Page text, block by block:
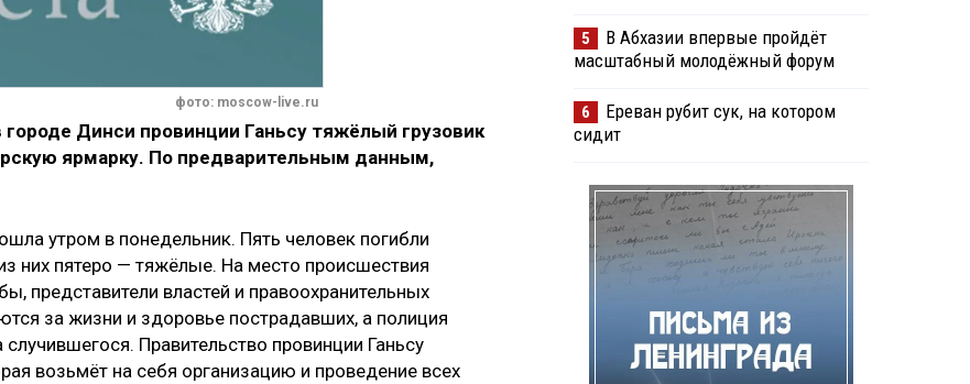
фото: moscow-live.ru
Динси провинции Ганьсу тяжёлый грузовик
ярмарку. По предварительным данным,
утром в понедельник. Пять человек погибли
них пятеро — тяжёлые. На место происшествия
представители властей и правоохранительных
за жизни и здоровье пострадавших, а полиция
Правительство провинции Ганьсу
возьмёт на себя организацию и проведение всех
5
В Абхазии впервые пройдёт
масштабный молодёжный форум
6
Ереван рубит сук, на котором
сидит